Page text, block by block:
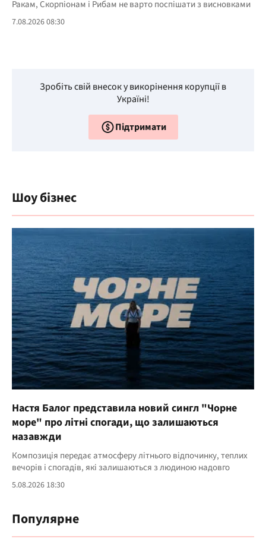
Ракам, Скорпіонам і Рибам не варто поспішати з висновками
7.08.2026 08:30
Зробіть свій внесок у викорінення корупції в
Україні!
Підтримати
Шоу бізнес
Настя Балог представила новий сингл "Чорне
море" про літні спогади, що залишаються
назавжди
Композиція передає атмосферу літнього відпочинку, теплих
вечорів і спогадів, які залишаються з людиною надовго
5.08.2026 18:30
Популярне